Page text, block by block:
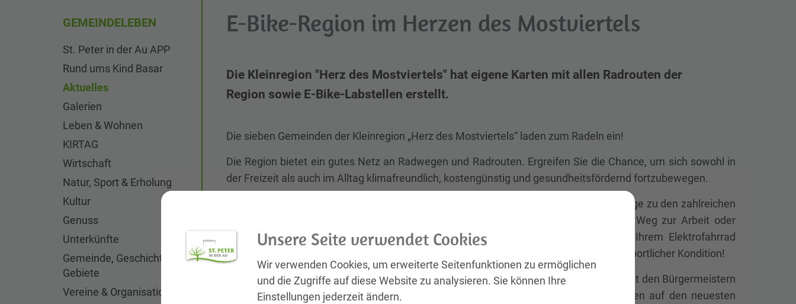
E-Bike-Region im Herzen des Mostviertels
Die Kleinregion "Herz des Mostviertels" hat eigene Karten mit allen Radrouten der
Region sowie E-Bike-Labstellen erstellt.
Die sieben Gemeinden der Kleinregion „Herz des Mostviertels“ laden zum Radeln ein!
Die Region bietet ein gutes Netz an Radwegen und Radrouten. Ergreifen Sie die Chance, um sich sowohl in
der Freizeit als auch im Alltag klimafreundlich, kostengünstig und gesundheitsfördernd fortzubewegen.
Die unterschiedlichen Höhenmeter lassen sich bestens mit E-Bikes bezwingen. Ausflüge zu den zahlreichen
Sehenswürdigkeiten der Region oder eine gastronomische Radtour, aber auch den Weg zur Arbeit oder
Schule, Einkäufe und Arztbesuche können Sie als GemeindebürgerIn bequem mit Ihrem Elektrofahrrad
zurücklegen. Fahrradfahren erlebt eine neue Dimension – unabhängig von Alter oder sportlicher Kondition!
Zum Start der neuen Radsaison wurde die Radkarte der „E-Bike-Region“ gemeinsam mit den Bürgermeistern
der Kleinregion Herz des Mostviertels überarbeitet. Die Radrouten der Region wurden auf den neuesten
GEMEINDELEBEN
St. Peter in der Au APP
Rund ums Kind Basar
Aktuelles
Galerien
Leben & Wohnen
KIRTAG
Wirtschaft
Natur, Sport & Erholung
Kultur
Genuss
Unterkünfte
Gemeinde, Geschichte,
Gebiete
Vereine & Organisationen
Unsere Seite verwendet Cookies
Wir verwenden Cookies, um erweiterte Seitenfunktionen zu ermöglichen
und die Zugriffe auf diese Website zu analysieren. Sie können Ihre
Einstellungen jederzeit ändern.